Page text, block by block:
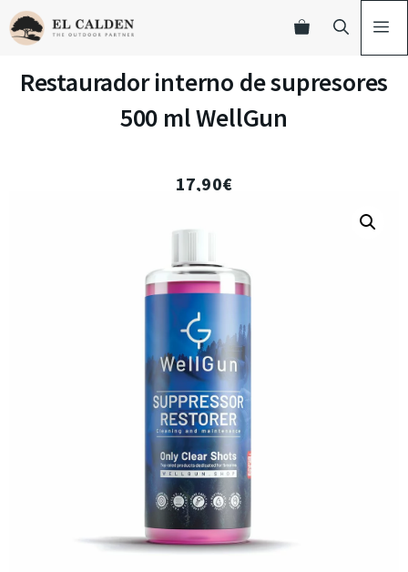
Restaurador interno de supresores
500 ml WellGun
17,90€